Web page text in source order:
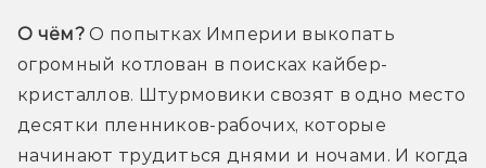
О чём? О попытках Империи выкопать
огромный котлован в поисках кайбер-
кристаллов. Штурмовики свозят в одно место
десятки пленников-рабочих, которые
начинают трудиться днями и ночами. И когда